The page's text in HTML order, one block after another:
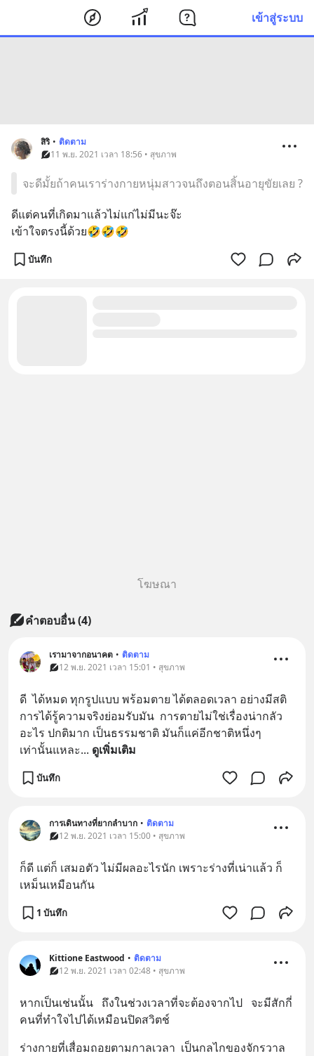
เข้าสู่ระบบ
สิริ • ติดตาม
11 พ.ย. 2021 เวลา 18:56 • สุขภาพ
จะดีมั้ยถ้าคนเราร่างกายหนุ่มสาวจนถึงตอนสิ้นอายุขัยเลย ?
ดีแต่คนที่เกิดมาแล้วไม่แก่ไม่มีนะจ๊ะ
เข้าใจตรงนี้ด้วย🤣🤣🤣
บันทึก
โฆษณา
คำตอบอื่น(4)
เรามาจากอนาคต • ติดตาม
12 พ.ย. 2021 เวลา 15:01 • สุขภาพ
ดี  ได้หมด ทุกรูปแบบ พร้อมตาย ได้ตลอดเวลา อย่างมีสติ
การได้รู้ความจริงย่อมรับมัน  การตายไม่ใช่เรื่องน่ากลัว
อะไร ปกติมาก เป็นธรรมชาติ มันก็แค่อีกชาติหนึ่งๆ
เท่านั้นแหละ... ดูเพิ่มเติม
บันทึก
การเดินทางที่ยากลำบาก • ติดตาม
12 พ.ย. 2021 เวลา 15:00 • สุขภาพ
ก็ดี แต่ก็ เสมอตัว ไม่มีผล​อะไร​นัก เพราะร่างที่เน่าแล้ว ก็
เหม็นเหมือนกัน
1 บันทึก
Kittione Eastwood • ติดตาม
12 พ.ย. 2021 เวลา 02:48 • สุขภาพ
หากเป็นเช่นนั้น   ถึงในช่วงเวลาที่จะต้องจากไป   จะมีสักกี่
คนที่ทำใจไปได้เหมือนปิดสวิตช์
ร่างกายที่เสื่อมถอยตามกาลเวลา  เป็นกลไกของจักรวาล